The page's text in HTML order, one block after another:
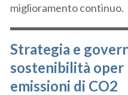
miglioramento continuo.
Strategia e
sostenibilità oper
emissioni di CO2